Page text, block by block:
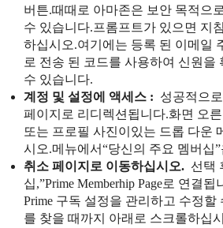
버튼.때때로 아마존은 보안 목적으
수 있습니다.프롬프트가 있으면 지
하십시오.여기에는 등록 된 이메일
로 전송 된 코드를 사용하여 신원을
수 있습니다.
계정 및 설정에 액세스 : 성공적으
페이지로 리디렉션됩니다.화면 오
또는 프로필 사진이있는 드롭 다운
시오.메뉴에서“당신의 주요 멤버십”
취소 페이지로 이동하십시오. 선택
십,”Prime Memberhip Page로 연결
Prime 구독 설정을 관리하고 수정할
를 찾을 때까지 아래로 스크롤하십